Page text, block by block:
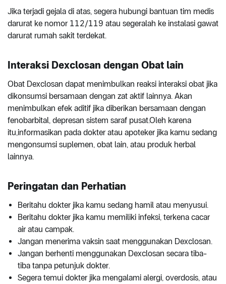
Jika terjadi gejala di atas, segera hubungi bantuan tim medis
darurat ke nomor 112/119 atau segeralah ke instalasi gawat
darurat rumah sakit terdekat.
Interaksi Dexclosan dengan Obat lain
Obat Dexclosan dapat menimbulkan reaksi interaksi obat jika
dikonsumsi bersamaan dengan zat aktif lainnya. Akan
menimbulkan efek aditif jika diberikan bersamaan dengan
fenobarbital, depresan sistem saraf pusat.Oleh karena
itu,informasikan pada dokter atau apoteker jika kamu sedang
mengonsumsi suplemen, obat lain, atau produk herbal
lainnya.
Peringatan dan Perhatian
Beritahu dokter jika kamu sedang hamil atau menyusui.
Beritahu dokter jika kamu memiliki infeksi, terkena cacar
air atau campak.
Jangan menerima vaksin saat menggunakan Dexclosan.
Jangan berhenti menggunakan Dexclosan secara tiba-
tiba tanpa petunjuk dokter.
Segera temui dokter jika mengalami alergi, overdosis, atau